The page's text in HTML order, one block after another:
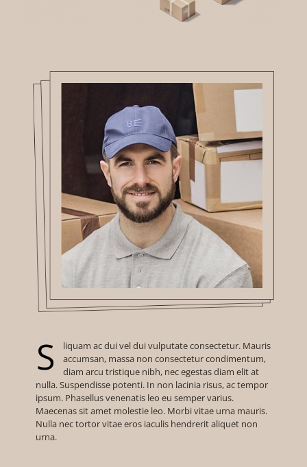
S
liquam ac dui vel dui vulputate consectetur. Mauris
accumsan, massa non consectetur condimentum,
diam arcu tristique nibh, nec egestas diam elit at
nulla. Suspendisse potenti. In non lacinia risus, ac tempor
ipsum. Phasellus venenatis leo eu semper varius.
Maecenas sit amet molestie leo. Morbi vitae urna mauris.
Nulla nec tortor vitae eros iaculis hendrerit aliquet non
urna.